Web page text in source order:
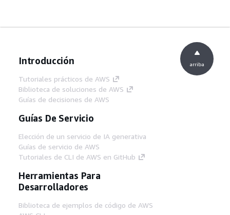
Introducción
Tutoriales prácticos de AWS
Biblioteca de soluciones de AWS
Guías de decisiones de AWS
Guías De Servicio
Elección de un servicio de IA generativa
Guías de servicio de AWS
Tutoriales de CLI de AWS en GitHub
Herramientas Para
Desarrolladores
Biblioteca de ejemplos de código de AWS
arriba